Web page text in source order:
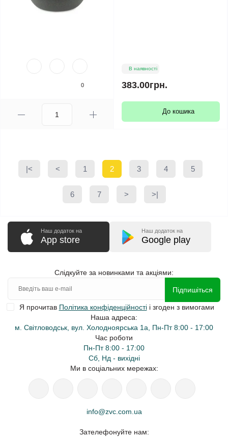
0
В наявності
383.00грн.
До кошика
|< < 1 2 3 4 5
6 7 > >|
Наш додаток на
App store
Наш додаток на
Google play
Слідкуйте за новинками та акціями:
Підпишіться
Я прочитав Політика конфіденційностіі згоден з вимогами
Наша адреса:
м. Світловодськ, вул. Холодноярська 1а, Пн-Пт 8:00 - 17:00
Час роботи
Пн-Пт 8:00 - 17:00
Сб, Нд - вихідні
Ми в соціальних мережах:
info@zvc.com.ua
Зателефонуйте нам: